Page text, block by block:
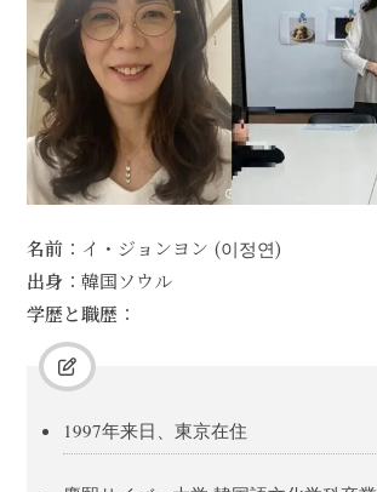
名前 ：イ・ジョンヨン (이정연)
出身 ：韓国ソウル
学歴と職歴 ：
1997年来日、東京在住